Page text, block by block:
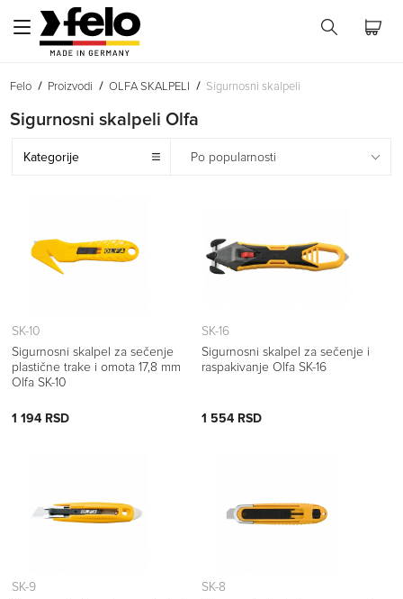
Felo Proizvodi OLFA SKALPELI Sigurnosni skalpeli
Sigurnosni skalpeli Olfa
Kategorije Po popularnosti
SK-10
Sigurnosni skalpel za sečenje
plastične trake i omota 17,8 mm
Olfa SK-10
1 194 RSD
SK-16
Sigurnosni skalpel za sečenje i
raspakivanje Olfa SK-16
1 554 RSD
SK-9
SK-8